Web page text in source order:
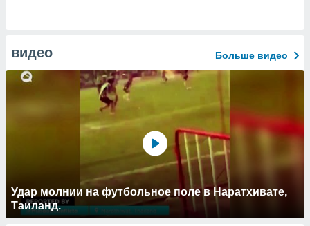
видео Больше видео
Удар молнии на футбольное поле в Наратхивате,
Таиланд.